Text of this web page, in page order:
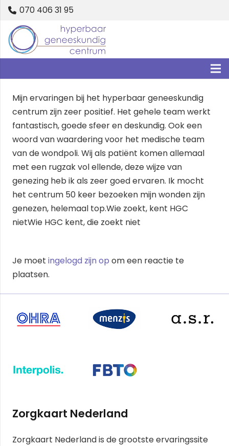
070 406 31 95
Mijn ervaringen bij het hyperbaar geneeskundig
centrum zijn zeer positief. Het gehele team werkt
fantastisch, goede sfeer en deskundig. Ook een
woord van waardering voor het medische team
van de wondpoli. Wij als patiënt komen allemaal
met een rugzak vol ellende, deze wijze van
genezing heb ik als zeer goed ervaren. Ik mocht
het centrum 50 keer bezoeken mijn wonden zijn
genezen, helemaal top.Wie zoekt, kent HGC
nietWie HGC kent, die zoekt niet
Je moet ingelogd zijn op om een reactie te
plaatsen.
Zorgkaart Nederland
Zorgkaart Nederland is de grootste ervaringssite